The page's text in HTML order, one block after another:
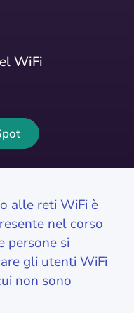
WiFi
alle reti WiFi è
nel corso
persone si
gli utenti WiFi
non sono